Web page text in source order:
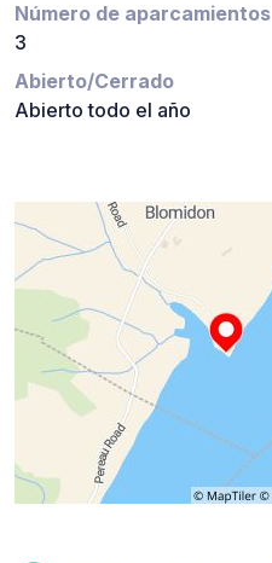
Número de aparcamientos
3
Abierto/Cerrado
Abierto todo el año